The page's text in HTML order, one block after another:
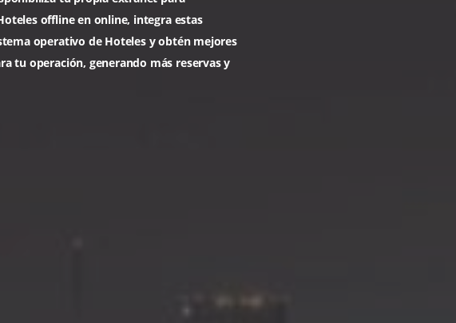
al sistema operativo de Hoteles y obtén mejores